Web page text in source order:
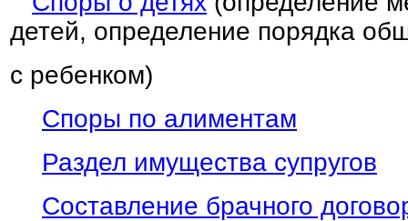
детей, определение порядка
с ребенком)
Споры по алиментам
Раздел имущества супругов
Составление брачного